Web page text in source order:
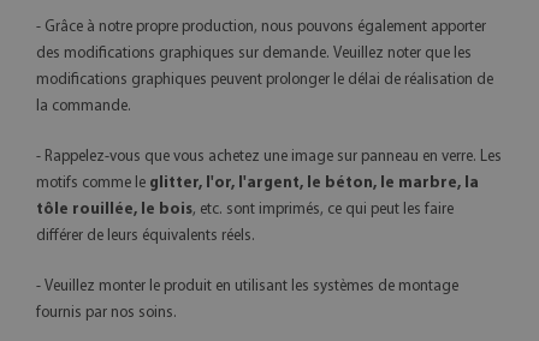
- Grâce à notre propre production, nous pouvons également apporter
des modifications graphiques sur demande. Veuillez noter que les
modifications graphiques peuvent prolonger le délai de réalisation de
la commande.
- Rappelez-vous que vous achetez une image sur panneau en verre. Les
motifs comme le glitter, l'or, l'argent, le béton, le marbre, la
tôle rouillée, le bois, etc. sont imprimés, ce qui peut les faire
différer de leurs équivalents réels.
- Veuillez monter le produit en utilisant les systèmes de montage
fournis par nos soins.